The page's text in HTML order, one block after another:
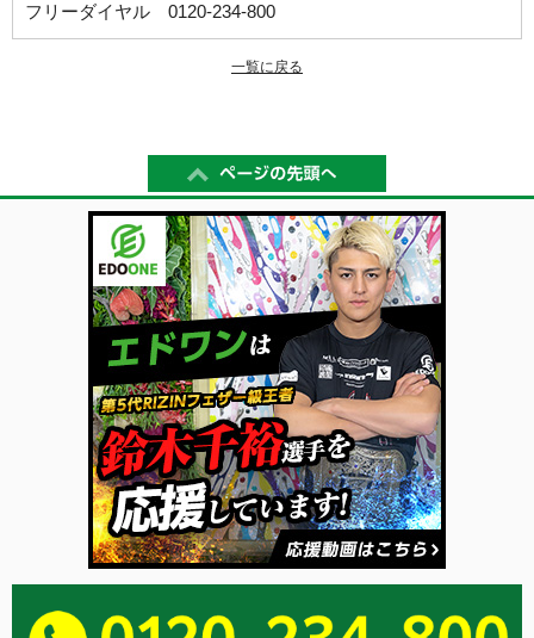
フリーダイヤル 0120-234-800
一覧に戻る